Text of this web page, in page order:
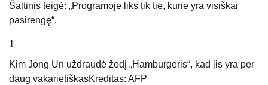
Šaltinis teigė: „Programoje liks tik tie, kurie yra visiškai
pasirengę“.
1
Kim Jong Un uždraudė žodį „Hamburgeris“, kad jis yra per
daug vakarietiškasKreditas: AFP